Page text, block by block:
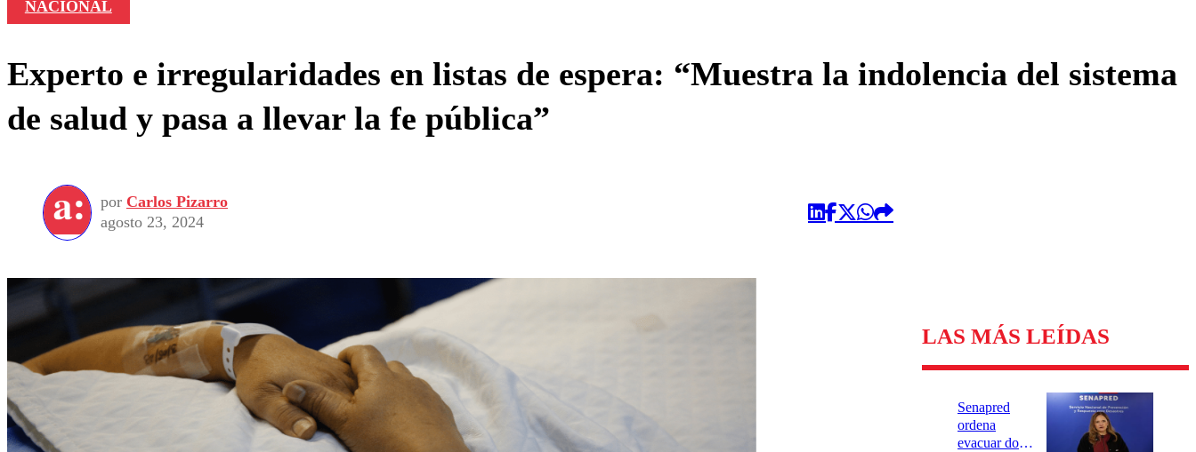
NACIONAL
Experto e irregularidades en listas de espera: “Muestra la indolencia del sistema
de salud y pasa a llevar la fe pública”
por Carlos Pizarro
agosto 23, 2024
LAS MÁS LEÍDAS
Senapred
ordena
evacuar dos